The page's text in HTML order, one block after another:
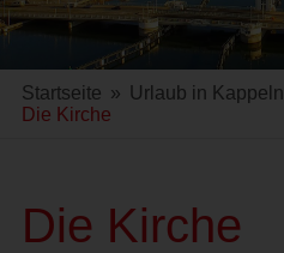
Startseite » Urlaub in Kappeln
Die Kirche
Die Kirche